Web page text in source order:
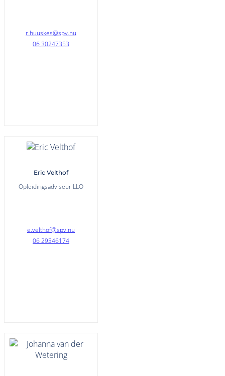
r.huuskes@spv.nu
06 30247353
Eric Velthof
Opleidingsadviseur LLO
e.velthof@spv.nu
06 29346174